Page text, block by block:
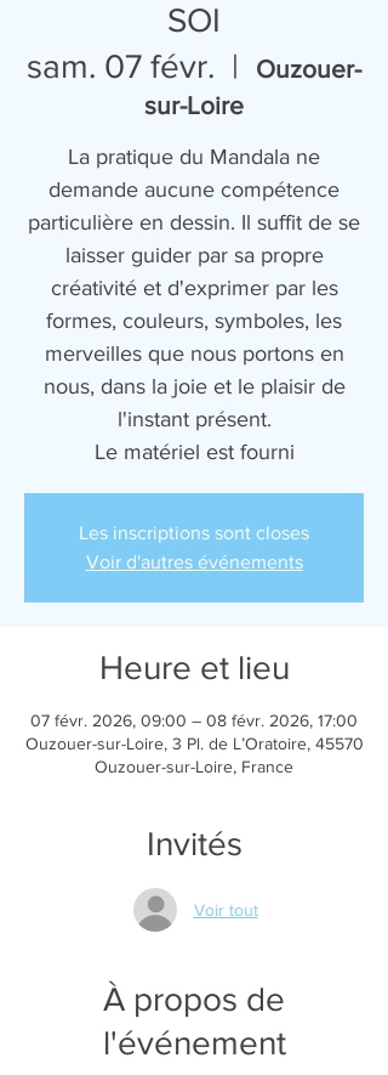
SOI
sam. 07 févr.
  |
Ouzouer-
sur-Loire
La pratique du Mandala ne
demande aucune compétence
particulière en dessin. Il suffit de se
laisser guider par sa propre
créativité et d'exprimer par les
formes, couleurs, symboles, les
merveilles que nous portons en
nous, dans la joie et le plaisir de
l'instant présent.
Le matériel est fourni
Les inscriptions sont closes
Voir d'autres événements
Heure et lieu
07 févr. 2026, 09:00 – 08 févr. 2026, 17:00
Ouzouer-sur-Loire, 3 Pl. de L’Oratoire, 45570
Ouzouer-sur-Loire, France
Invités
Voir tout
À propos de
l'événement